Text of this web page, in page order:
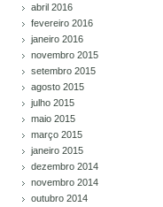
abril 2016
fevereiro 2016
janeiro 2016
novembro 2015
setembro 2015
agosto 2015
julho 2015
maio 2015
março 2015
janeiro 2015
dezembro 2014
novembro 2014
outubro 2014